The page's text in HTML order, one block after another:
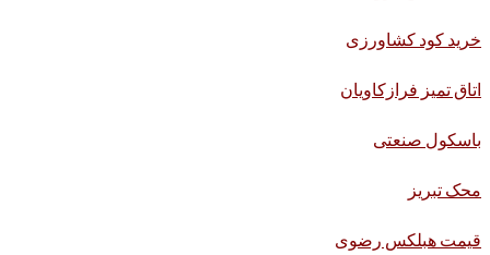
خرید کود کشاورزی
اتاق تمیز فرازکاویان
باسکول صنعتی
محک تبریز
قیمت هبلکس رضوی